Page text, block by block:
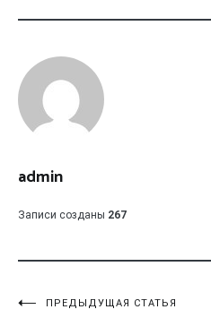
admin
Записи созданы 267
ПРЕДЫДУЩАЯ СТАТЬЯ